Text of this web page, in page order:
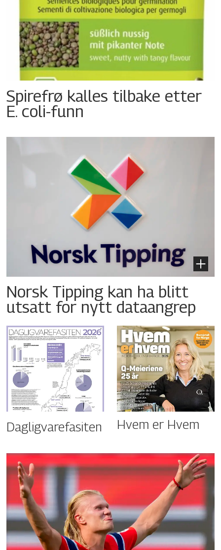
Spirefrø kalles tilbake etter
E. coli-funn
Norsk Tipping kan ha blitt
utsatt for nytt dataangrep
Dagligvarefasiten Hvem er Hvem